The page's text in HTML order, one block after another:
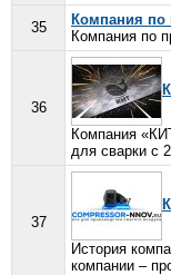
35
Компания по
Компания по
36
Компания
для сварки с
37
История
компании –